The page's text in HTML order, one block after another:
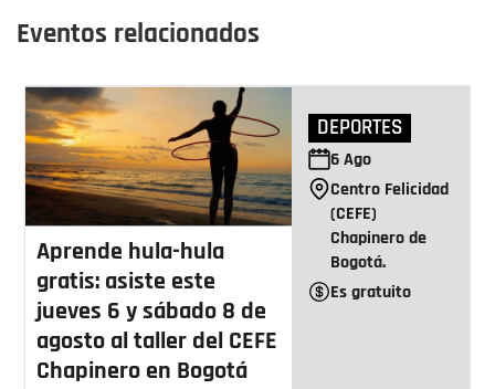
Eventos relacionados
Aprende hula-hula
gratis: asiste este
jueves 6 y sábado 8 de
agosto al taller del CEFE
Chapinero en Bogotá
DEPORTES
6Ago
Centro Felicidad
(CEFE)
Chapinero de
Bogotá.
Es gratuito